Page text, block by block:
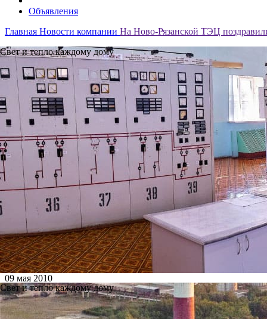
Объявления
Главная Новости компании На Ново-Рязанской ТЭЦ
Свет и тепло каждому дому
Свет и тепло каждому дому
09 мая 2010
На Ново-Рязанской ТЭЦ